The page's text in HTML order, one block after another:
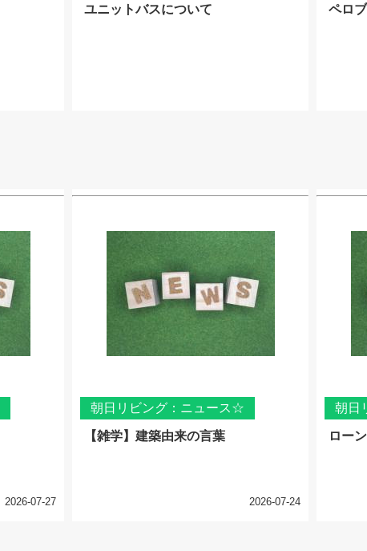
ユニットバスについて ペロ
2026-07-27
朝日リビング：ニュース☆
【雑学】建築由来の言葉
2026-07-24
朝日
ロー